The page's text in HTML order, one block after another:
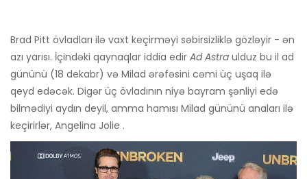
Brad Pitt övladları ilə vaxt keçirməyi səbirsizliklə gözləyir - ən
azı yarısı. İçindəki qaynaqlar iddia edir Ad Astra ulduz bu il ad
gününü (18 dekabr) və Milad ərəfəsini cəmi üç uşaq ilə
qeyd edəcək. Digər üç övladının niyə bayram şənliyi edə
bilmədiyi aydın deyil, amma hamısı Milad gününü anaları ilə
keçirirlər, Angelina Jolie .